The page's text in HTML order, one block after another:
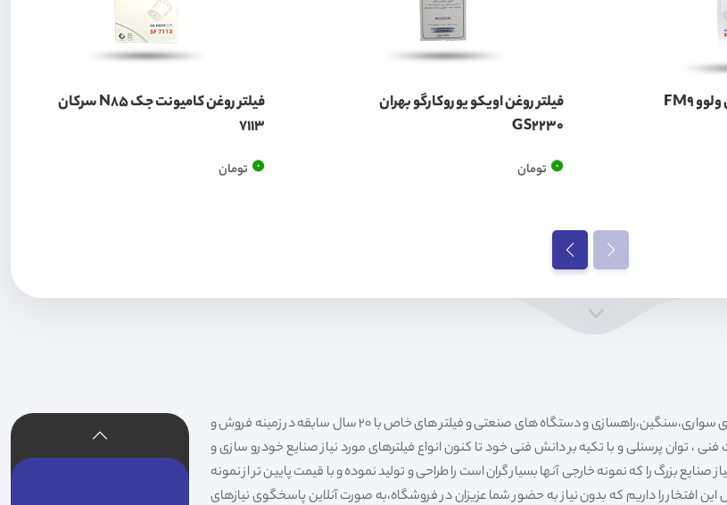
فیلتر روغن ثانویه کامیون ولوو FM9
فیلتر روغن اویکو یوروکارگو بهران
GS2230
0 تومان
فیلتر روغن کامیونت جک N85 سرکان
7113
0 تومان
فیلتر شکری تهیه و توزیع کننده انواع فیلتر خودروهای سواری،سنگین،راهسازی و دستگاه های صنعتی و فیلتر های خاص با 20 سال سابقه در زمینه فروش و
فنی ، توان پرسنلی و با تکیه بر دانش فنی خود تا کنون انواع فیلترهای مورد نیاز صنایع خودرو سازی و
بزرگ را که نمونه خارجی آنها بسیار گران است را طراحی و تولید نموده و با قیمت پایین تر از نمونه
افتخار را داریم که بدون نیاز به حضور شما عزیزان در فروشگاه،به صورت آنلاین پاسخگوی نیازهای